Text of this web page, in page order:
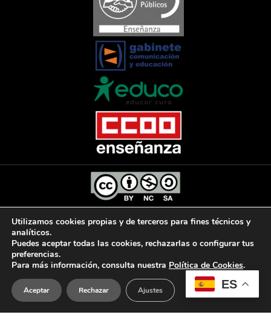
El Diario de la Educación, 2025
AVISO LEGAL POLÍTICA DE PRIVACIDAD
POLÍTICA DE COOKIES ACCESIBILIDAD
ES
Utilizamos cookies propias y de terceros para fines técnicos y
analíticos.
Puedes aceptar todas las cookies, rechazarlas o configurar tus
preferencias.
Para más información, consulta nuestra Política de Cookies.
Aceptar Rechazar Ajustes